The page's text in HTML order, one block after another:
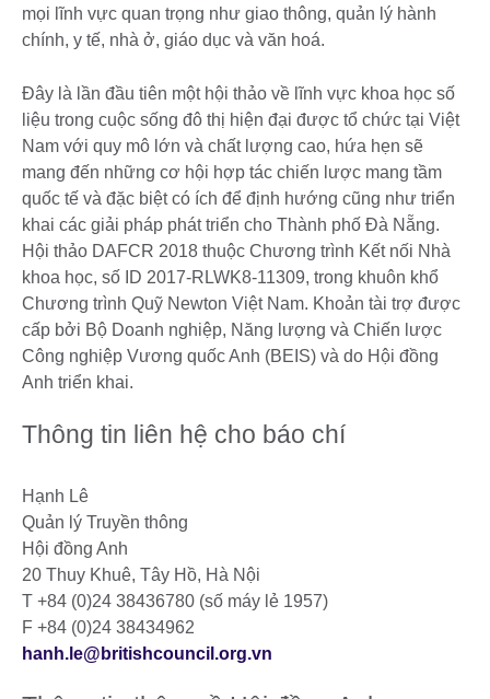
mọi lĩnh vực quan trọng như giao thông, quản lý hành
chính, y tế, nhà ở, giáo dục và văn hoá.
Đây là lần đầu tiên một hội thảo về lĩnh vực khoa học số
liệu trong cuộc sống đô thị hiện đại được tổ chức tại Việt
Nam với quy mô lớn và chất lượng cao, hứa hẹn sẽ
mang đến những cơ hội hợp tác chiến lược mang tầm
quốc tế và đặc biệt có ích để định hướng cũng như triển
khai các giải pháp phát triển cho Thành phố Đà Nẵng.
Hội thảo DAFCR 2018 thuộc Chương trình Kết nối Nhà
khoa học, số ID 2017-RLWK8-11309, trong khuôn khổ
Chương trình Quỹ Newton Việt Nam. Khoản tài trợ được
cấp bởi Bộ Doanh nghiệp, Năng lượng và Chiến lược
Công nghiệp Vương quốc Anh (BEIS) và do Hội đồng
Anh triển khai.
Thông tin liên hệ cho báo chí
Hạnh Lê
Quản lý Truyền thông
Hội đồng Anh
20 Thuy Khuê, Tây Hồ, Hà Nội
T +84 (0)24 38436780 (số máy lẻ 1957)
F +84 (0)24 38434962
hanh.le@britishcouncil.org.vn